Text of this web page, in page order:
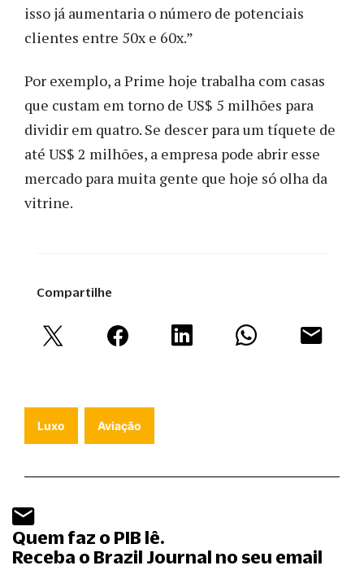
isso já aumentaria o número de potenciais
clientes entre 50x e 60x.”
Por exemplo, a Prime hoje trabalha com casas
que custam em torno de US$ 5 milhões para
dividir em quatro. Se descer para um tíquete de
até US$ 2 milhões, a empresa pode abrir esse
mercado para muita gente que hoje só olha da
vitrine.
Compartilhe
Luxo Aviação
Quem faz o PIB lê.
Receba o Brazil Journal no seu email